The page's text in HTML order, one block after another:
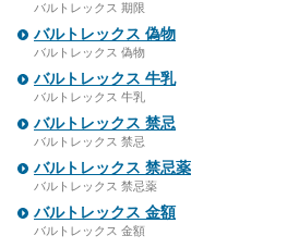
バルトレックス 期限
バルトレックス 偽物
バルトレックス 偽物
バルトレックス 牛乳
バルトレックス 牛乳
バルトレックス 禁忌
バルトレックス 禁忌
バルトレックス 禁忌薬
バルトレックス 禁忌薬
バルトレックス 金額
バルトレックス 金額